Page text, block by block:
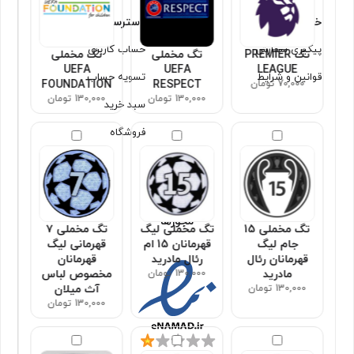
تگ PREMIER
LEAGUE
70,000 تومان
تگ مخملی
UEFA
RESPECT
130,000 تومان
تگ مخملی
UEFA
FOUNDATION
130,000 تومان
تگ مخملی 15
جام لیگ
قهرمانان رئال
مادرید
130,000 تومان
تگ مخملی لیگ
قهرمانان 15 ام
رئال مادرید
130,000 تومان
تگ مخملی ۷
قهرمانی لیگ
قهرمانان
مخصوص لباس
آث میلان
130,000 تومان
خدمات مشتریان
پیگیری سفارش
قوانین و شرایط
دسترسی سریع
حساب کاربری
تسویه حساب
سبد خرید
فروشگاه
مجوزها